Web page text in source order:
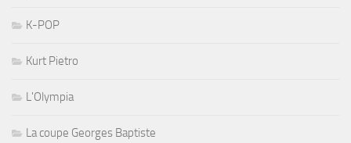
K-POP
Kurt Pietro
L'Olympia
La coupe Georges Baptiste